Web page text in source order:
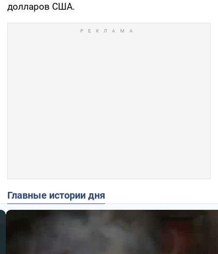
долларов США.
Главные истории дня